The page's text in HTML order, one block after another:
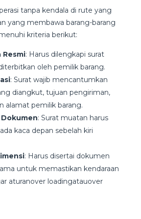
tanpa kendala di rute yang
yang membawa barang-barang
kriteria berikut:
Resmi: Harus dilengkapi surat
oleh pemilik barang.
: Surat wajib mencantumkan
diangkut, tujuan pengiriman,
alamat pemilik barang.
: Surat muatan harus
kaca depan sebelah kiri
: Harus disertai dokumen
untuk memastikan kendaraan
aturanover loadingatauover